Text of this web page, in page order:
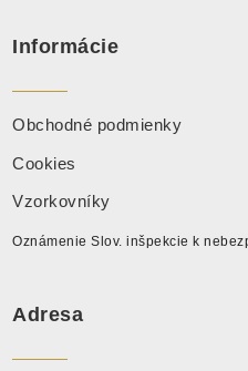
Informácie
Obchodné podmienky
Cookies
Vzorkovníky
Oznámenie Slov. inšpekcie k
Adresa